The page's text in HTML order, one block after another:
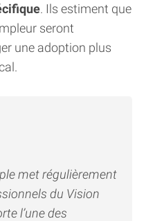
. Ils estiment que
seront
une adoption plus
met régulièrement
du Vision
l’une des